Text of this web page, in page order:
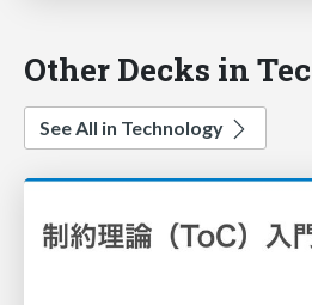
Other Decks in
See All in Technology